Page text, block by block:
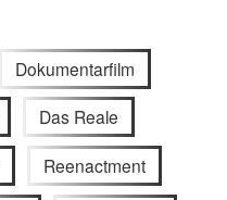
Dokumentarfilm
Das Reale
Reenactment